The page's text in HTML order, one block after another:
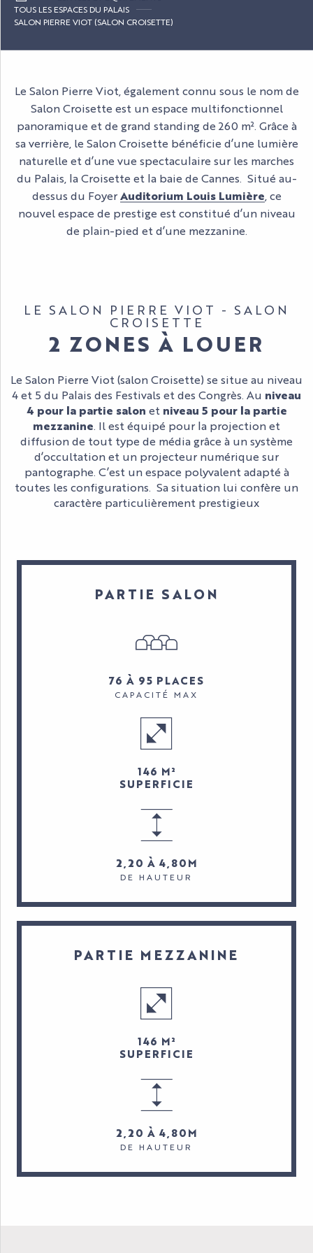
TOUS LES ESPACES DU PALAIS
SALON PIERRE VIOT (SALON CROISETTE)
Le Salon Pierre Viot, également connu sous le nom de
Salon Croisette est un espace multifonctionnel
panoramique et de grand standing de 260 m². Grâce à
sa verrière, le Salon Croisette bénéficie d’une lumière
naturelle et d’une vue spectaculaire sur les marches
du Palais, la Croisette et la baie de Cannes. Situé au-
dessus du FoyerAuditorium Louis Lumière , ce
nouvel espace de prestige est constitué d’un niveau
de plain-pied et d’une mezzanine.
LE SALON PIERRE VIOT - SALON
CROISETTE
2 ZONES À LOUER
Le Salon Pierre Viot (salon Croisette) se situe au niveau
4 et 5 du Palais des Festivals et des Congrès. Au niveau
4 pour la partie salon et niveau 5 pour la partie
mezzanine. Il est équipé pour la projection et
diffusion de tout type de média grâce à un système
d’occultation et un projecteur numérique sur
pantographe. C’est un espace polyvalent adapté à
toutes les configurations. Sa situation lui confère un
caractère particulièrement prestigieux
PARTIE SALON
76 À 95 PLACES
CAPACITÉ MAX
146 M²
SUPERFICIE
2,20 À 4,80M
DE HAUTEUR
PARTIE MEZZANINE
146 M²
SUPERFICIE
2,20 À 4,80M
DE HAUTEUR